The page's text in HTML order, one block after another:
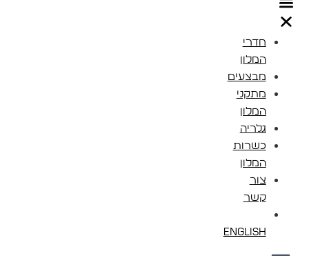
חדרי
המלון
מבצעים
מתקני
המלון
גלריה
כשרות
המלון
צור
קשר
English